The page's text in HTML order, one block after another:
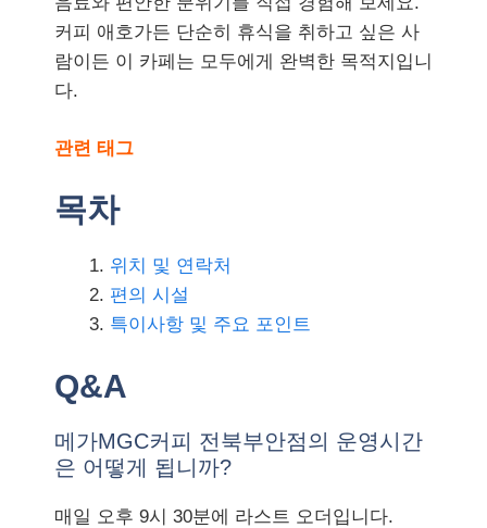
커피 애호가든 단순히 휴식을 취하고 싶은 사
람이든 이 카페는 모두에게 완벽한 목적지입니
다.
관련 태그
목차
위치 및 연락처
편의 시설
특이사항 및 주요 포인트
Q&A
메가MGC커피 전북부안점의 운영시간
은 어떻게 됩니까?
매일 오후 9시 30분에 라스트 오더입니다.